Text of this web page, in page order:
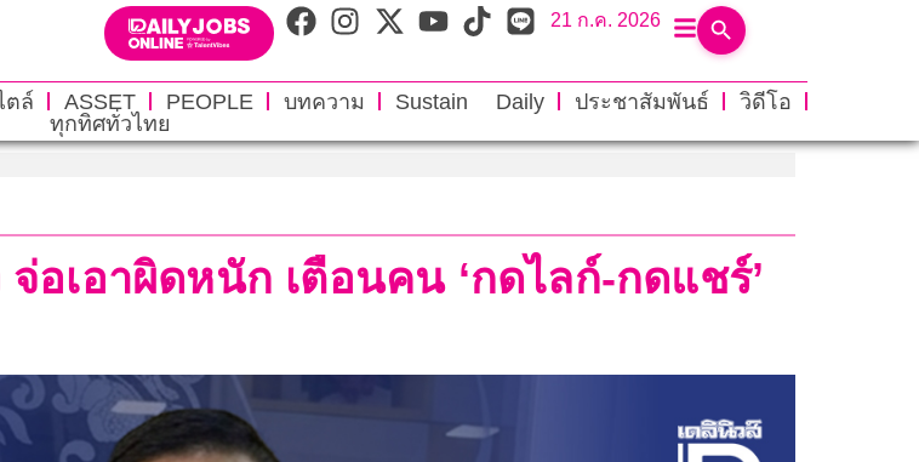
21 ก.ค. 2026
ตล์ ASSET PEOPLE บทความ Sustain Daily ประชาสัมพันธ์
วิดีโอ
ทุกทิศทั่วไทย
อเอาผิดหนัก เตือนคน ‘กดไลก์-กดแชร์’